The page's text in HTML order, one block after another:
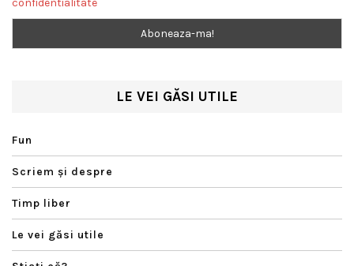
LE VEI GĂSI UTILE
Fun
Scriem şi despre
Timp liber
Le vei găsi utile